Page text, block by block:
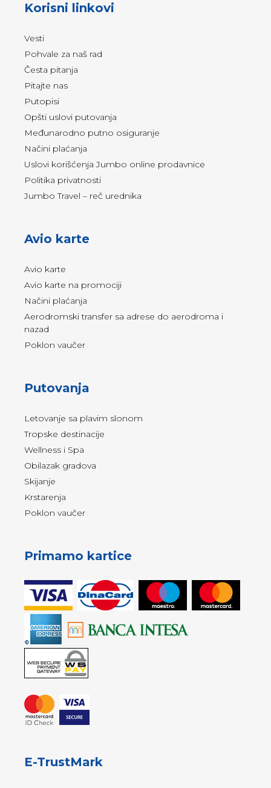
Korisni linkovi
Vesti
Pohvale za naš rad
Česta pitanja
Pitajte nas
Putopisi
Opšti uslovi putovanja
Međunarodno putno osiguranje
Načini plaćanja
Uslovi korišćenja Jumbo online prodavnice
Politika privatnosti
Jumbo Travel – reč urednika
Avio karte
Avio karte
Avio karte na promociji
Načini plaćanja
Aerodromski transfer sa adrese do aerodroma i
nazad
Poklon vaučer
Putovanja
Letovanje sa plavim slonom
Tropske destinacije
Wellness i Spa
Obilazak gradova
Skijanje
Krstarenja
Poklon vaučer
Primamo kartice
E-TrustMark